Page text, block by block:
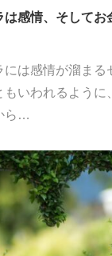
感情、そしてお
は感情が溜まる
もいわれるように
ら…